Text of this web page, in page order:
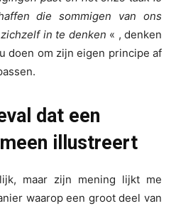
die sommigen van ons
in te denken « , denken
doen om zijn eigen principe af
dat een
illustreert
maar zijn mening lijkt me
waarop een groot deel van